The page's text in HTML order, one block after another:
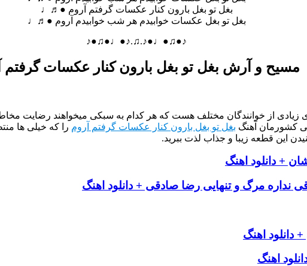
بغل تو بغل بارون کنار عکسات گرفتم آروم ●♬♩
بغل تو بغل عکسات خوابیدم هر شب خوابیدم آروم ●♬♩
♪●♫●♩●♪.♫.♪●♩●♫●♪
مسیح و آرش بغل تو بغل بارون کنار عکسات گرفتم
زیادی از خوانندگان مختلف هست که هر کدام به سبکی میخواهند رضایت
کشورمان آهنگ بغل تو بغل بارون کنار عکسات گرفتم آروم را که خیلی ها
این قطعه زیبا و جذاب لذت ببرید.
+ دانلود اهنگ
نداره مرگ و تنهایی رضا صادقی + دانلود اهنگ
دانلود اهنگ
اهنگ